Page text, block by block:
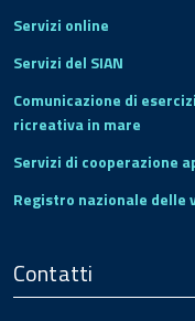
Servizi online
Servizi del SIAN
Comunicazione di
ricreativa in mare
Servizi di cooperazione
Registro nazionale delle
Contatti